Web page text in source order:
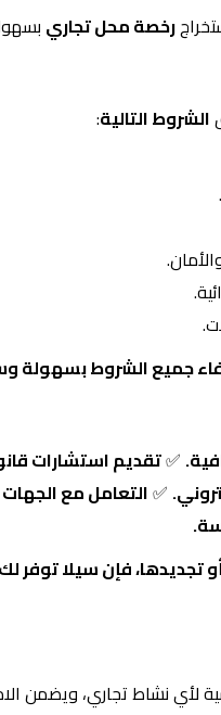
رخصة محل تجاري
الشروط التالية:
جميع الشروط بسهولة
✅تقديم استشارات
✅التعامل مع
تجديدها، فإن سيلا توفر
نشاط تجاري، ويضمن